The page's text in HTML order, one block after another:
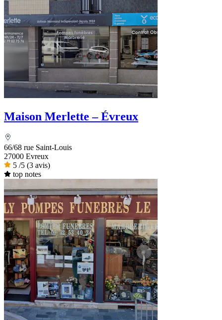
Maison Merlette – Évreux
66/68 rue Saint-Louis
27000 Evreux
5 /5 (3 avis)
top notes